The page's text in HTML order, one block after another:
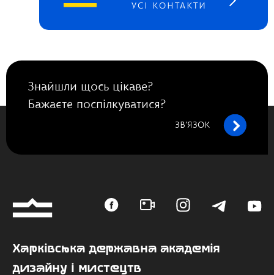
УСІ КОНТАКТИ
Знайшли щось цікаве?
Бажаєте поспілкуватися?
ЗВ’ЯЗОК
Харківська державна академія
дизайну і мистецтв